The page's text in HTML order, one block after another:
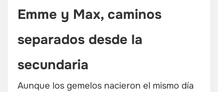
Emme y Max, caminos
separados desde la
secundaria
Aunque los gemelos nacieron el mismo día